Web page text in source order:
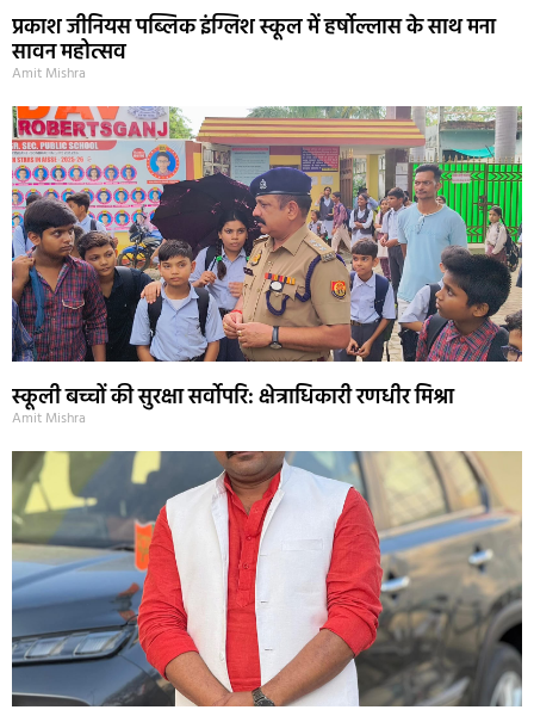
प्रकाश जीनियस पब्लिक इंग्लिश स्कूल में हर्षोल्लास के साथ मना
सावन महोत्सव
Amit Mishra
स्कूली बच्चों की सुरक्षा सर्वोपरि: क्षेत्राधिकारी रणधीर मिश्रा
Amit Mishra